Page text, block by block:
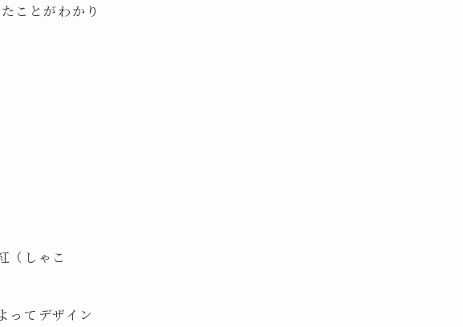
ことがわかり
（しゃこ
ってデザイン